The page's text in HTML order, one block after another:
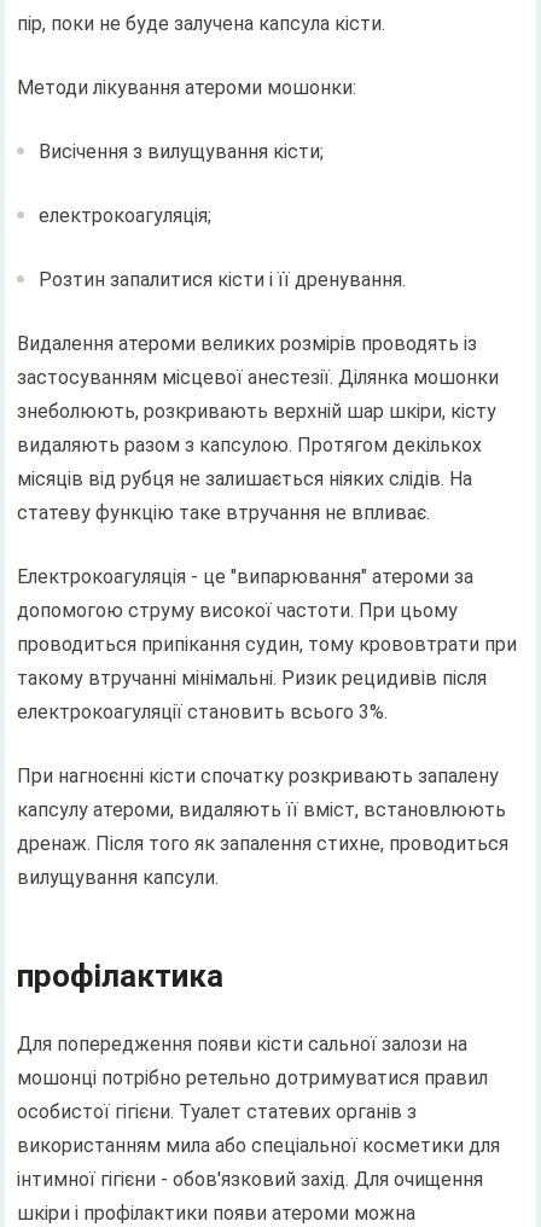
пір, поки не буде залучена капсула кісти.
Методи лікування атероми мошонки:
Висічення з вилущування кісти;
електрокоагуляція;
Розтин запалитися кісти і її дренування.
Видалення атероми великих розмірів проводять із
застосуванням місцевої анестезії. Ділянка мошонки
знеболюють, розкривають верхній шар шкіри, кісту
видаляють разом з капсулою. Протягом декількох
місяців від рубця не залишається ніяких слідів. На
статеву функцію таке втручання не впливає.
Електрокоагуляція - це "випарювання" атероми за
допомогою струму високої частоти. При цьому
проводиться припікання судин, тому крововтрати при
такому втручанні мінімальні. Ризик рецидивів після
електрокоагуляції становить всього 3%.
При нагноєнні кісти спочатку розкривають запалену
капсулу атероми, видаляють її вміст, встановлюють
дренаж. Після того як запалення стихне, проводиться
вилущування капсули.
профілактика
Для попередження появи кісти сальної залози на
мошонці потрібно ретельно дотримуватися правил
особистої гігієни. Туалет статевих органів з
використанням мила або спеціальної косметики для
інтимної гігієни - обов'язковий захід. Для очищення
шкіри і профілактики появи атероми можна